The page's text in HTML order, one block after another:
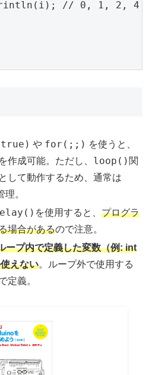
// 0, 1, 2, 4
や for(;;) を使うと、
作成可能。ただし、 loop()関
して動作するため、通常は
。
を使用すると、プログラ
場合があるので注意。
ープ内で定義した変数（例: int
えない。ループ外で使用する
定義。